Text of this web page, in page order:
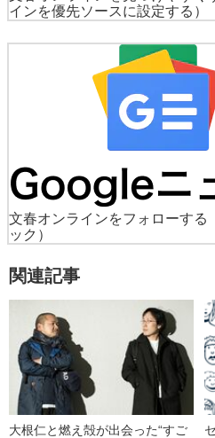
インを優先ソースに設定する）
文春オンラインをフォローする
ック）
関連記事
大根仁と燃え殻が出会った“すご